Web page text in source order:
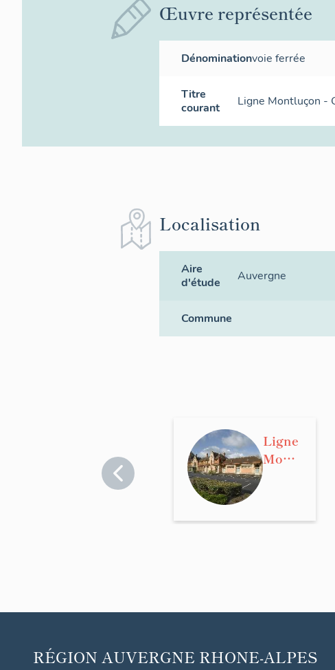
Œuvre représentée
Dénominationvoie ferrée
Titre
courant
Ligne Montluçon -
Localisation
Aire
d'étude
Auvergne
Commune
Ligne
Montl
uçon -
RÉGION AUVERGNE RHONE-ALPES